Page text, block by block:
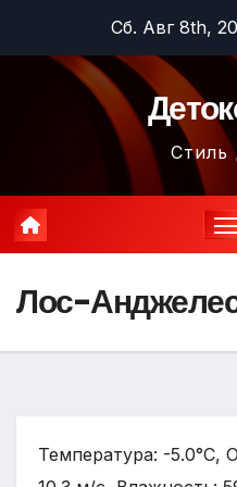
содержимому
Сб. Авг 8th,
Стиль
Лос-
Температура: -5.0°C,